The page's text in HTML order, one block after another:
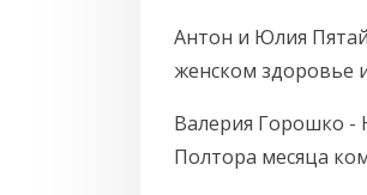
Антон и Юлия
женском здоровье
Валерия Горошко -
Полтора месяца